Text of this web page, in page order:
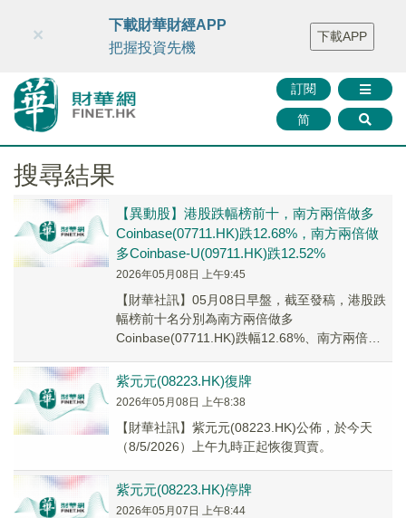
財華智庫網 FINTV FINMETA 財華證券 媒體矩陣
智庫沙龍
聯絡我們
訂閱
简
×
下載財華財經APP
把握投資先機
下載APP
搜尋結果
【異動股】港股跌幅榜前十，南方兩倍做多
Coinbase(07711.HK)跌12.68%，南方兩倍做
多Coinbase-U(09711.HK)跌12.52%
2026年05月08日 上午9:45
【財華社訊】05月08日早盤，截至發稿，港股跌
幅榜前十名分別為南方兩倍做多
Coinbase(07711.HK)跌幅12.68%、南方兩倍做
紫元元(08223.HK)復牌
2026年05月08日 上午8:38
【財華社訊】紫元元(08223.HK)公佈，於今天
（8/5/2026）上午九時正起恢復買賣。
紫元元(08223.HK)停牌
2026年05月07日 上午8:44